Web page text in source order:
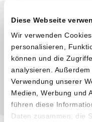
Diese Webseite
Wir verwenden
personalisieren,
können und die
analysieren.
Verwendung unserer
Medien, Werbung und
führen diese
Daten zusammen, die
Veröffentlicht
Januar 2026 um
Sehr
aufschlussreich!
Enblick und das
Produzentinnen
Verpasse
Willst du
wir eine
und mehr